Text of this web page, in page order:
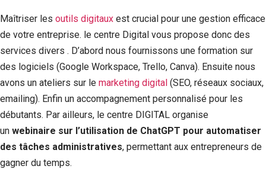
Maîtriser les outils digitaux est crucial pour une gestion efficace
de votre entreprise. le centre Digital vous propose donc des
services divers . D’abord nous fournissons une formation sur
des logiciels (Google Workspace, Trello, Canva). Ensuite nous
avons un ateliers sur le marketing digital (SEO, réseaux sociaux,
emailing). Enfin un accompagnement personnalisé pour les
débutants. Par ailleurs, le centre DIGITAL organise
un webinaire sur l’utilisation de ChatGPT pour automatiser
des tâches administratives, permettant aux entrepreneurs de
gagner du temps.